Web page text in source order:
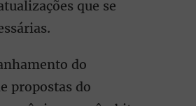
que se
do
propostas do